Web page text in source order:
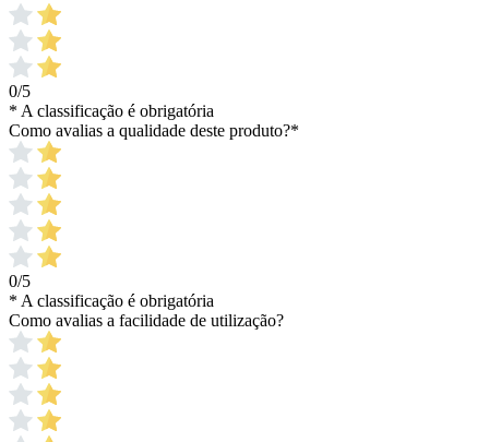
0/5
* A classificação é obrigatória
Como avalias a qualidade deste produto?*
0/5
* A classificação é obrigatória
Como avalias a facilidade de utilização?